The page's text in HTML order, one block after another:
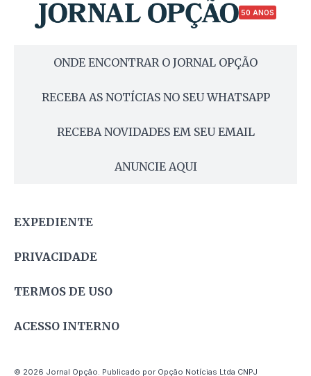
50 ANOS
ONDE ENCONTRAR O JORNAL OPÇÃO
RECEBA AS NOTÍCIAS NO SEU WHATSAPP
RECEBA NOVIDADES EM SEU EMAIL
ANUNCIE AQUI
EXPEDIENTE
PRIVACIDADE
TERMOS DE USO
ACESSO INTERNO
© 2026 Jornal Opção. Publicado por Opção Notícias Ltda CNPJ